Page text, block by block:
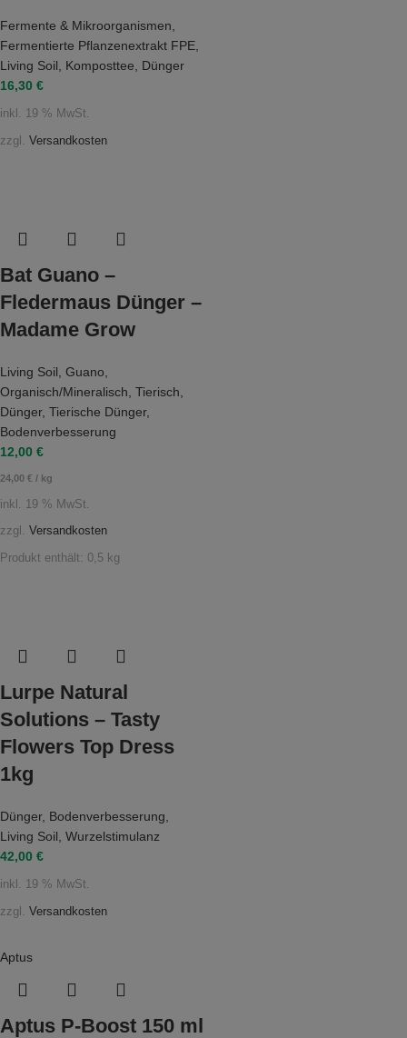
Fermente & Mikroorganismen,
Fermentierte Pflanzenextrakt FPE,
Living Soil, Komposttee, Dünger
16,30 €
inkl. 19 % MwSt.
zzgl. Versandkosten
Bat Guano –
Fledermaus Dünger –
Madame Grow
Living Soil Guano
Organisch/Mineralisch Tierisch
Dünger, Tierische Dünger,
Bodenverbesserung
12,00 €
24,00 € / kg
inkl. 19 % MwSt.
zzgl. Versandkosten
Produkt enthält: 0,5 kg
Lurpe Natural
Solutions – Tasty
Flowers Top Dress
1kg
Dünger, Bodenverbesserung
Living Soil Wurzelstimulanz
42,00 €
inkl. 19 % MwSt.
zzgl. Versandkosten
Aptus
Aptus P-Boost 150 ml